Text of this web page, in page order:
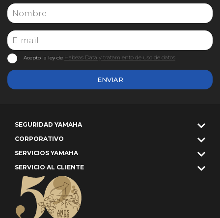
ENVIAR
Acepto la ley de Habeas Data y tratamiento de uso de datos
SEGURIDAD YAMAHA
CORPORATIVO
SERVICIOS YAMAHA
SERVICIO AL CLIENTE